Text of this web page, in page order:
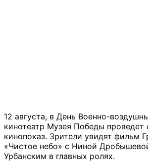
12 августа, в День Военно-
кинотеатр Музея Победы проведет
кинопоказ. Зрители увидят фильм
«Чистое небо» с Ниной
Урбанским в главных ролях.